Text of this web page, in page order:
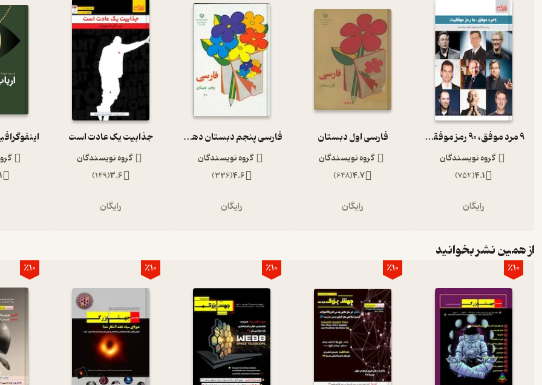
9 مرد موفق، 90 رمز موفقیت
گروه نویسندگان
4.1
(
752
)
رایگان
فارسی اول دبستان
گروه نویسندگان
4.7
(
648
)
رایگان
فارسی پنجم دبستان دهه 60
گروه نویسندگان
4.6
(
336
)
رایگان
جذابیت یک عادت است
گروه نویسندگان
3.6
(
149
)
رایگان
از همین نشر بخوانید
٪10 ٪10 ٪10 ٪10 ٪10